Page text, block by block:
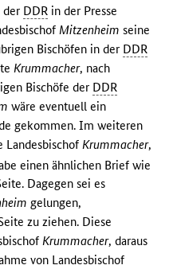
der DDR in der Presse
Mitzenheim seine
Bischöfen in der DDR
Krummacher, nach
Bischöfe der DDR
wäre eventuell ein
gekommen. Im weiteren
Landesbischof Krummacher,
einen ähnlichen Brief wie
Dagegen sei es
gelungen,
zu ziehen. Diese
Krummacher, daraus
von Landesbischof